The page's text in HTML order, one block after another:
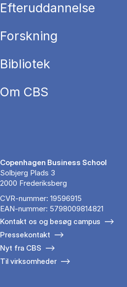
Efteruddannelse
Forskning
Bibliotek
Om CBS
Copenhagen Business School
Solbjerg Plads 3
2000 Frederiksberg
CVR-nummer: 19596915
EAN-nummer: 5798009814821
Kontakt os og besøg campus
Pressekontakt
Nyt fra CBS
Til virksomheder